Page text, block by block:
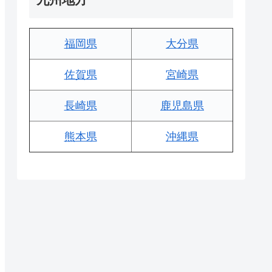
福岡県 大分県
佐賀県 宮崎県
長崎県 鹿児島県
熊本県 沖縄県